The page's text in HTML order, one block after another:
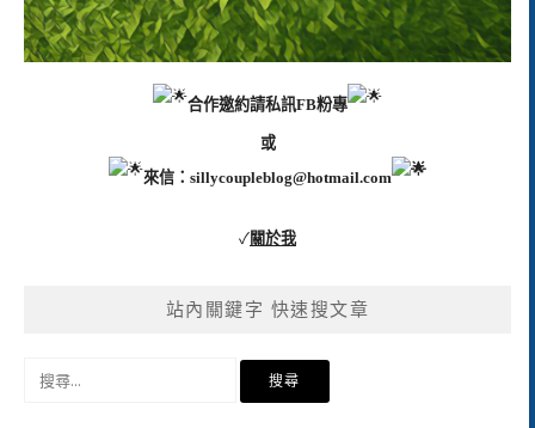
合作邀約請私訊FB粉專
或
來信： sillycoupleblog@hotmail.com
✓關於我
站內關鍵字 快速搜文章